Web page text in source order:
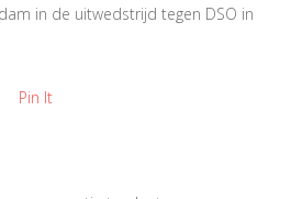
in de uitwedstrijd tegen DSO in
Pin It